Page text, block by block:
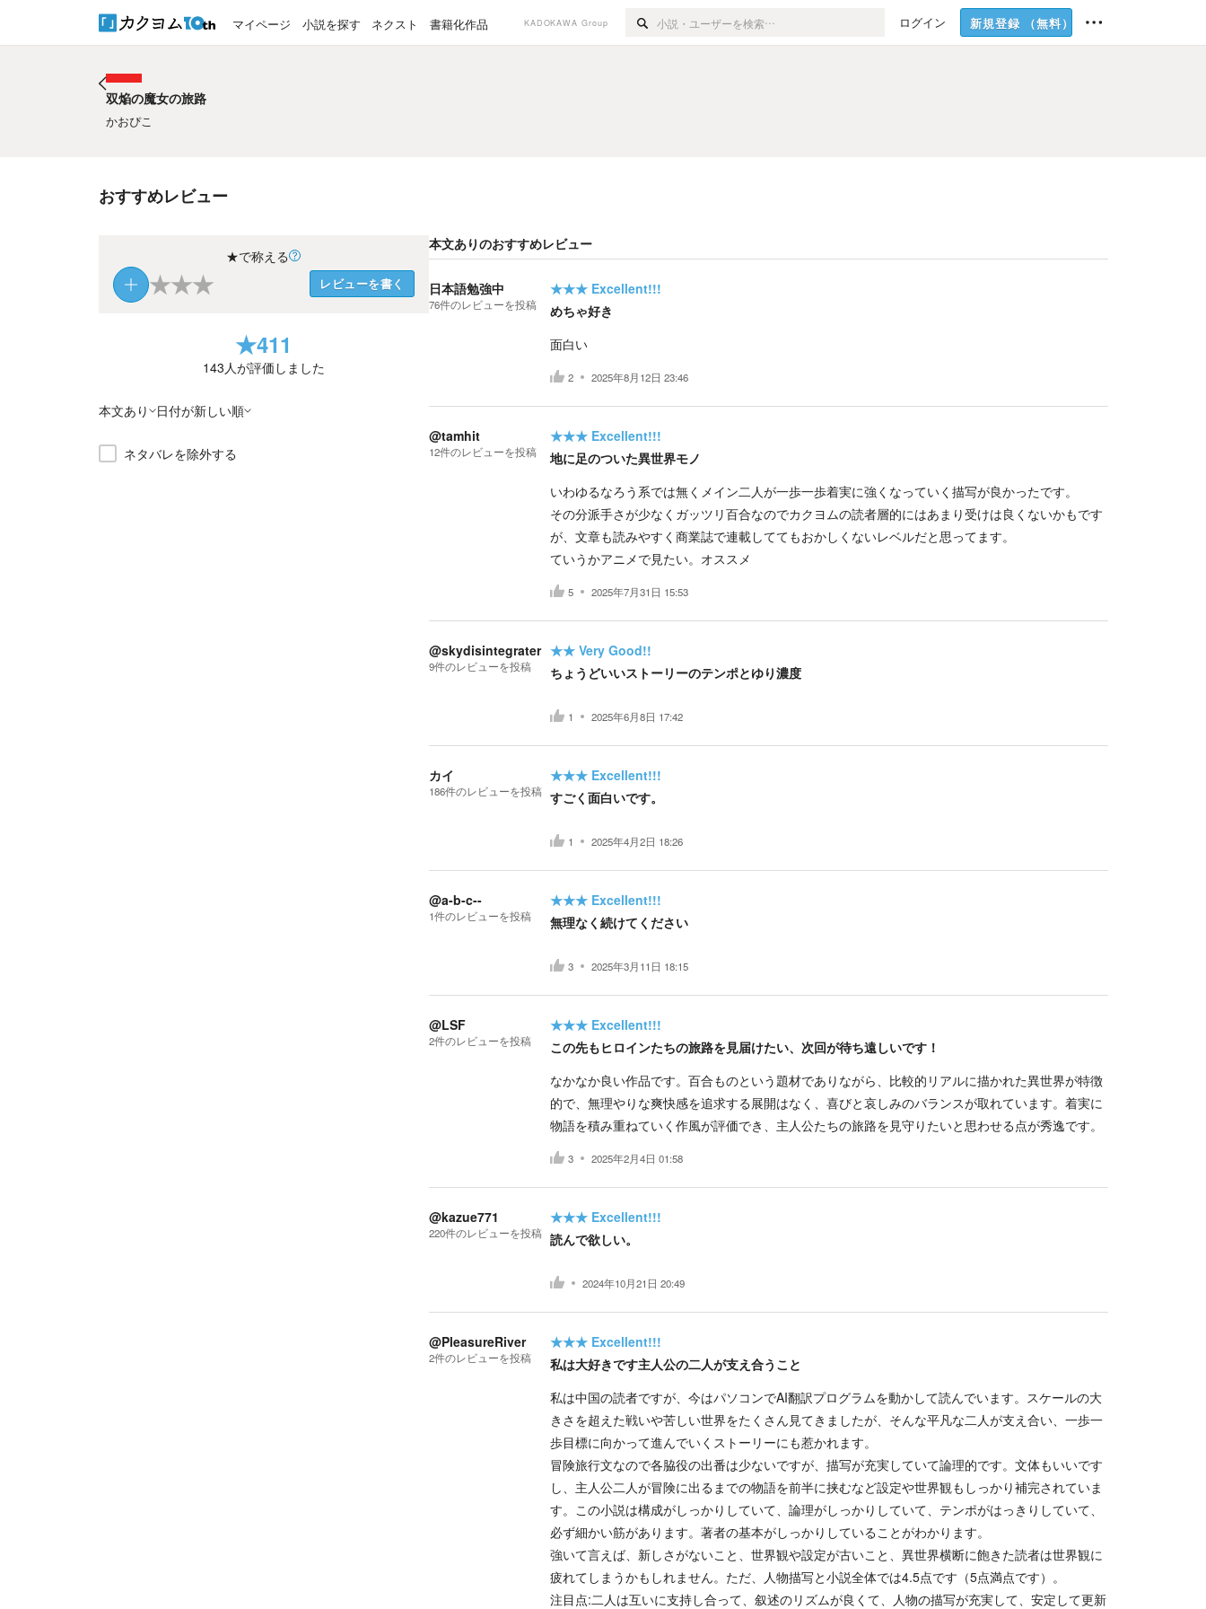
マイページ 小説を探す ネクスト 書籍化作品 KADOKAWA Group ログイン 新規登録 （無料）
双焔の魔女の旅路
かおぴこ
おすすめレビュー
★で称える
★★★ レビューを書く
★411
143人が評価しました
本文あり 日付が新しい順
ネタバレを除外する
本文ありのおすすめレビュー
日本語勉強中
76件のレビューを投稿
★★★ Excellent!!!
めちゃ好き
面白い
2 2025年8月12日 23:46
@tamhit
12件のレビューを投稿
★★★ Excellent!!!
地に足のついた異世界モノ
いわゆるなろう系では無くメイン二人が一歩一歩着実に強くなっていく描写が良かったです。
その分派手さが少なくガッツリ百合なのでカクヨムの読者層的にはあまり受けは良くないかもです
が、文章も読みやすく商業誌で連載しててもおかしくないレベルだと思ってます。
ていうかアニメで見たい。オススメ
5 2025年7月31日 15:53
@skydisintegrater
9件のレビューを投稿
★★ Very Good!!
ちょうどいいストーリーのテンポとゆり濃度
1 2025年6月8日 17:42
カイ
186件のレビューを投稿
★★★ Excellent!!!
すごく面白いです。
1 2025年4月2日 18:26
@a-b-c--
1件のレビューを投稿
★★★ Excellent!!!
無理なく続けてください
3 2025年3月11日 18:15
@LSF
2件のレビューを投稿
★★★ Excellent!!!
この先もヒロインたちの旅路を見届けたい、次回が待ち遠しいです！
なかなか良い作品です。百合ものという題材でありながら、比較的リアルに描かれた異世界が特徴
的で、無理やりな爽快感を追求する展開はなく、喜びと哀しみのバランスが取れています。着実に
物語を積み重ねていく作風が評価でき、主人公たちの旅路を見守りたいと思わせる点が秀逸です。
3 2025年2月4日 01:58
@kazue771
220件のレビューを投稿
★★★ Excellent!!!
読んで欲しい。
2024年10月21日 20:49
@PleasureRiver
2件のレビューを投稿
★★★ Excellent!!!
私は大好きです主人公の二人が支え合うこと
私は中国の読者ですが、今はパソコンでAI翻訳プログラムを動かして読んでいます。スケールの大
きさを超えた戦いや苦しい世界をたくさん見てきましたが、そんな平凡な二人が支え合い、一歩一
歩目標に向かって進んでいくストーリーにも惹かれます。
冒険旅行文なので各脇役の出番は少ないですが、描写が充実していて論理的です。文体もいいです
し、主人公二人が冒険に出るまでの物語を前半に挟むなど設定や世界観もしっかり補完されていま
す。この小説は構成がしっかりしていて、論理がしっかりしていて、テンポがはっきりしていて、
必ず細かい筋があります。著者の基本がしっかりしていることがわかります。
強いて言えば、新しさがないこと、世界観や設定が古いこと、異世界横断に飽きた読者は世界観に
疲れてしまうかもしれません。ただ、人物描写と小説全体では4.5点です（5点満点です）。
注目点:二人は互いに支持し合って、叙述のリズムが良くて、人物の描写が充実して、安定して更新